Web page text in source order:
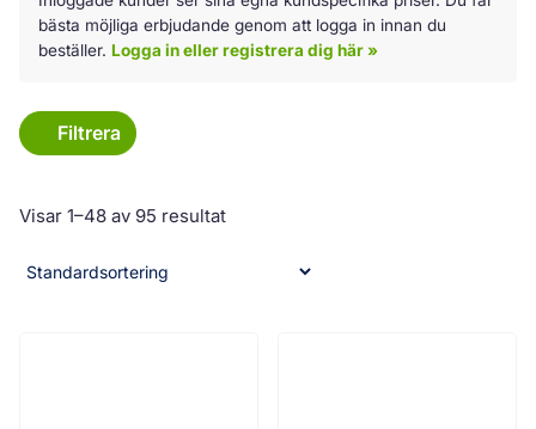
bästa möjliga erbjudande genom att logga in innan du
beställer. Logga in eller registrera dig här »
Filtrera
Visar 1–48 av 95 resultat